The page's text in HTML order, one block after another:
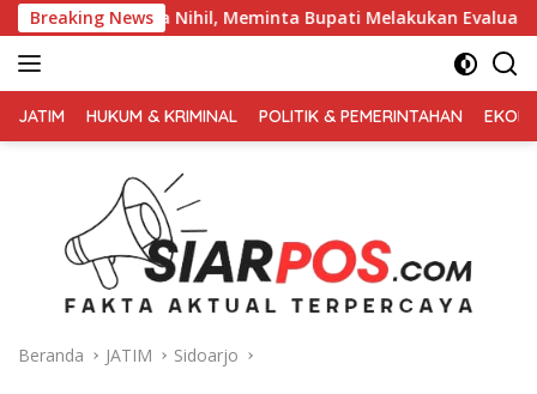
Langsung
ke
konten
Breaking News
Meminta Bupati Melakukan Evaluasi Secara Menyeluruh
TERPERCAYA
JATIM HUKUM & KRIMINAL POLITIK & PEMERINTAHAN
Beranda JATIM Sidoarjo